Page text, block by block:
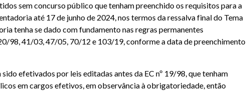
sem concurso público que tenham preenchido os requisitos para a
até 17 de junho de 2024, nos termos da ressalva final do Tema
tenha se dado com fundamento nas regras permanentes
98, 41/03, 47/05, 70/12 e 103/19, conforme a data de preenchimento
efetivados por leis editadas antes da EC nº 19/98, que tenham
em cargos efetivos, em observância à obrigatoriedade, então